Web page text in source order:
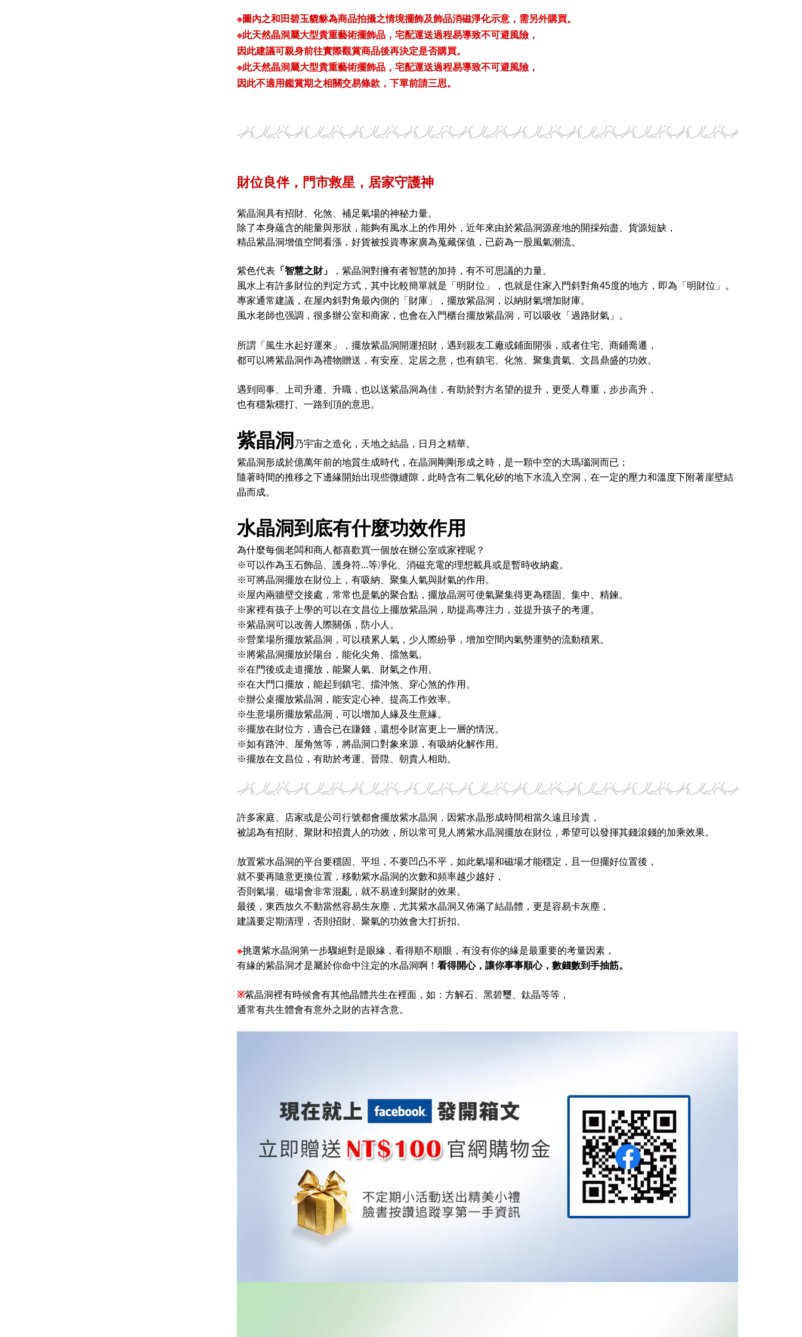
※圖內之和田碧玉貔貅為商品拍攝之情境擺飾及飾品消磁淨化示意，需另外購買。
※此天然晶洞屬大型貴重藝術擺飾品，宅配運送過程易導致不可避風險，
因此建議可親身前往實際觀賞商品後再決定是否購買。
※此天然晶洞屬大型貴重藝術擺飾品，宅配運送過程易導致不可避風險，
因此不適用鑑賞期之相關交易條款，下單前請三思。
財位良伴，門市救星，居家守護神
紫晶洞具有招財、化煞、補足氣場的神秘力量。
除了本身蘊含的能量與形狀，能夠有風水上的作用外， 近年來由於紫晶洞源産地的開採殆盡、貨源短缺，
精品紫晶洞增值空間看漲，好貨被投資專家廣為蒐藏保值， 已蔚為一股風氣潮流。
紫色代表 「智慧之財」
，紫晶洞對擁有者智慧的加持，有不可思議的力量。
風水上有許多財位的判定方式，其中比較簡單就是「明財位」， 也就是住家入門斜對角45度的地方，即為「明財位」。
專家通常建議，在屋內斜對角最內側的「財庫」， 擺放紫晶洞，以納財氣增加財庫。
風水老師也强調，很多辦公室和商家， 也會在入門櫃台擺放紫晶洞，可以吸收「過路財氣」。
所謂「風生水起好運來」，擺放紫晶洞開運招財， 遇到親友工廠或鋪面開張，或者住宅、商鋪喬遷，
都可以將紫晶洞作為禮物贈送，有安座、定居之意， 也有鎮宅、化煞、聚集貴氣、文昌鼎盛的功效。
遇到同事、上司升遷、升職，也以送紫晶洞為佳， 有助於對方名望的提升，更受人尊重，步步高升，
也有穩紮穩打、一路到頂的意思。
紫晶洞 乃宇宙之造化，天地之結晶，日月之精華。
紫晶洞形成於億萬年前的地質生成時代， 在晶洞剛剛形成之時，是一顆中空的大瑪瑙洞而已；
隨著時間的推移之下邊緣開始出現些微縫隙， 此時含有二氧化矽的地下水流入空洞， 在一定的壓力和溫度下附著崖壁結
晶而成。
水晶洞到底有什麼功效作用
為什麼每個老闆和商人都喜歡買一個放在辦公室或家裡呢？
※可以作為玉石飾品、護身符...等凈化、消磁充電的理想載具或是暫時收納處。
※可將晶洞擺放在財位上，有吸納、聚集人氣與財氣的作用。
※屋內兩牆壁交接處，常常也是氣的聚合點，擺放晶洞可使氣聚集得更為穩固、集中、精鍊。
※家裡有孩子上學的可以在文昌位上擺放紫晶洞，助提高專注力，並提升孩子的考運。
※紫晶洞可以改善人際關係，防小人。
※營業場所擺放紫晶洞，可以積累人氣，少人際紛爭，增加空間內氣勢運勢的流動積累。
※將紫晶洞擺放於陽台，能化尖角、擋煞氣。
※在門後或走道擺放，能聚人氣、財氣之作用。
※在大門口擺放，能起到鎮宅、擋沖煞、穿心煞的作用。
※辦公桌擺放紫晶洞，能安定心神、提高工作效率。
※生意場所擺放紫晶洞，可以增加人緣及生意緣。
※擺放在財位方，適合已在賺錢，還想令財富更上一層的情況。
※如有路沖、屋角煞等，將晶洞口對象來源，有吸納化解作用。
※擺放在文昌位，有助於考運、晉陞、朝貴人相助。
許多家庭、店家或是公司行號都會擺放紫水晶洞，因紫水晶形成時間相當久遠且珍貴，
被認為有招財、聚財和招貴人的功效，所以常可見人將紫水晶洞擺放在財位，希望可以發揮其錢滾錢的加乘效果。
放置紫水晶洞的平台要穩固、平坦，不要凹凸不平，如此氣場和磁場才能穩定，且一但擺好位置後，
就不要再隨意更換位置，移動紫水晶洞的次數和頻率越少越好，
否則氣場、磁場會非常混亂，就不易達到聚財的效果。
最後，東西放久不動當然容易生灰塵，尤其紫水晶洞又佈滿了結晶體，更是容易卡灰塵，
建議要定期清理，否則招財、聚氣的功效會大打折扣。
※挑選紫水晶洞第一步驟絕對是眼緣，看得順不順眼，有沒有你的緣是最重要的考量因素，
有緣的紫晶洞才是屬於你命中注定的水晶洞啊！ 看得開心，讓你事事順心， 數錢數到手抽筋。
※紫晶洞裡有時候會有其他晶體共生在裡面，如：方解石、黑碧璽、鈦晶等等，
通常有共生體會有意外之財的吉祥含意。